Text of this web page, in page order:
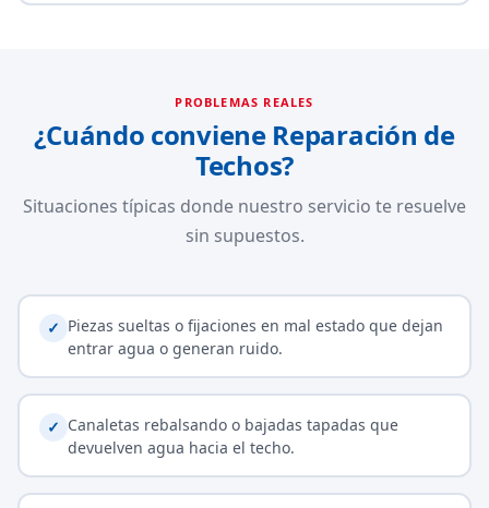
PROBLEMAS REALES
¿Cuándo conviene Reparación de
Techos?
Situaciones típicas donde nuestro servicio te resuelve
sin supuestos.
✓ Piezas sueltas o fijaciones en mal estado que dejan
entrar agua o generan ruido.
✓ Canaletas rebalsando o bajadas tapadas que
devuelven agua hacia el techo.